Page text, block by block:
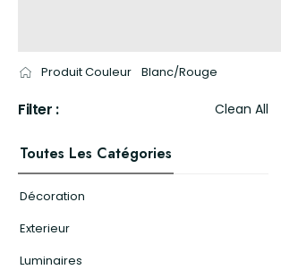
Produit Couleur Blanc/Rouge
Filter : Clean All
Toutes Les Catégories
Décoration
Exterieur
Luminaires